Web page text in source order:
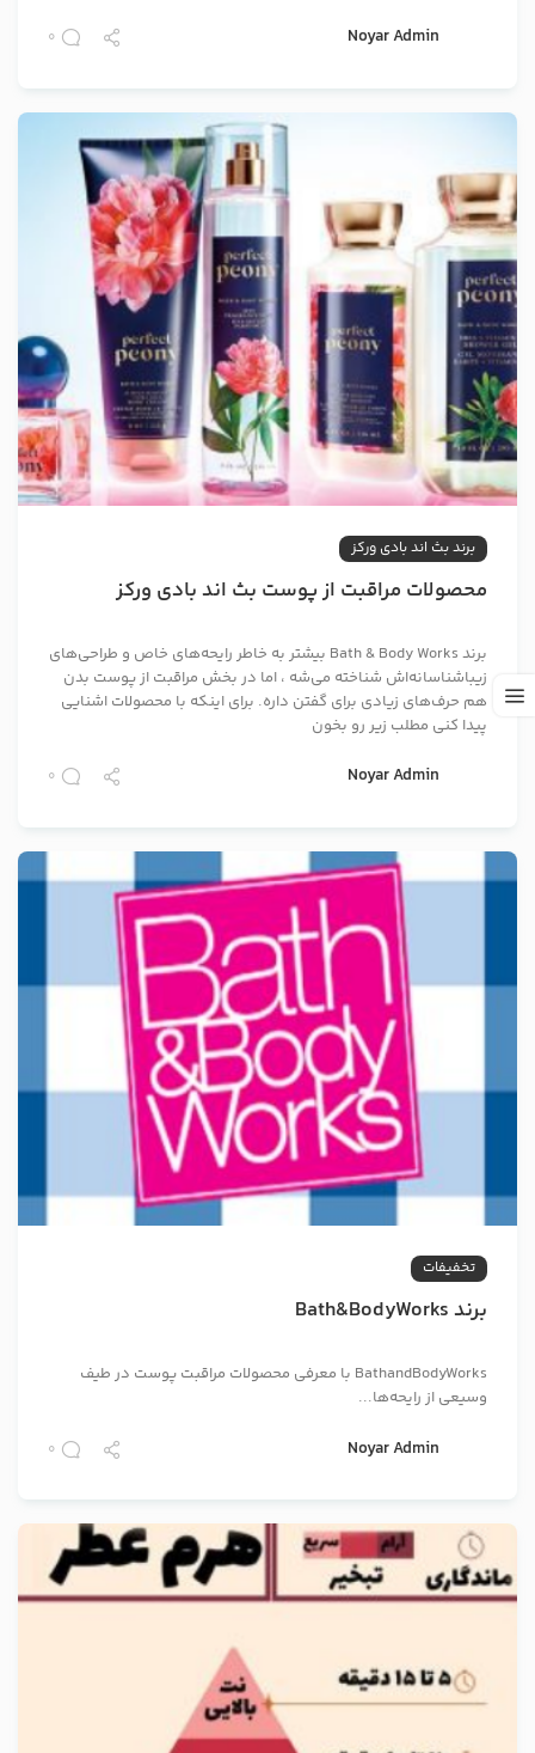
Noyar Admin
0
برند بث اند بادی ورکز
محصولات مراقبت از پوست بث اند بادی ورکز
برند Bath & Body Works بیشتر به‌ خاطر رایحه‌های خاص و طراحی‌های
زیباشناسانه‌اش شناخته می‌شه ، اما در بخش مراقبت از پوست بدن
هم حرف‌های زیادی برای گفتن داره. برای اینکه با محصولات اشنایی
پیدا کنی مطلب زیر رو بخون
Noyar Admin
0
تخفیفات
برند Bath&BodyWorks
BathandBodyWorks با معرفی محصولات مراقبت پوست در طیف
وسیعی از رایحه‌ها...
Noyar Admin
0